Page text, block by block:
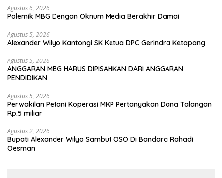
Agustus 6, 2026
Polemik MBG Dengan Oknum Media Berakhir Damai
Agustus 5, 2026
Alexander Wilyo Kantongi SK Ketua DPC Gerindra Ketapang
Agustus 5, 2026
ANGGARAN MBG HARUS DIPISAHKAN DARI ANGGARAN
PENDIDIKAN
Agustus 5, 2026
Perwakilan Petani Koperasi MKP Pertanyakan Dana Talangan
Rp.5 miliar
Agustus 2, 2026
Bupati Alexander Wilyo Sambut OSO Di Bandara Rahadi
Oesman